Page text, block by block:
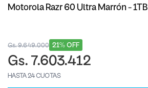
Motorola Razr 60 Ultra Marrón - 1TB
21% OFF
Gs. 9.649.000
Gs. 7.603.412
HASTA 24 CUOTAS